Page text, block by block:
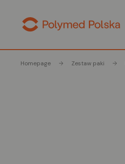
Homepage Zestaw paki